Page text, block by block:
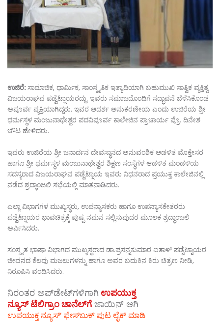
ಉಜಿರೆ:ಸಾಮಾಜಿಕ, ಧಾರ್ಮಿಕ, ಸಾಂಸ್ಕೃತಿಕ ಇತ್ಯಾದಿಯಾಗಿ ಬಹುಮುಖಿ ಸಾತ್ವಿಕ ವ್ಯಕ್ತಿತ್ವ
ವಿಜಯರಾಘವ ಪಡ್ವೆಟ್ನಾಯರದ್ದು. ಇವರು ಸಮಾಜದೊಂದಿಗೆ ಸದ್ಭಾವನೆ ಬೆಳೆಸಿಕೊಂಡ
ಅಪೂರ್ವ ವ್ಯಕ್ತಿಯಾಗಿದ್ದರು. ಇವರ ಆದರ್ಶ ಅನುಕರಣೀಯ ಎಂದು ಉಜಿರೆಯ ಶ್ರೀ
ಧರ್ಮಸ್ಥಳ ಮಂಜುನಾಥೇಶ್ವರ ಪದವಿಪೂರ್ವ ಕಾಲೇಜಿನ ಪ್ರಾಚಾರ್ಯ ಪ್ರೊ. ದಿನೇಶ
ಚೌಟ ಹೇಳಿದರು.
ಇವರು ಉಜಿರೆಯ ಶ್ರೀ ಜನಾರ್ದನ ದೇವಸ್ಥಾನದ ಅನುವಂಶಿಕ ಆಡಳಿತ ಮೊಕ್ತೇಸರ
ಹಾಗೂ ಶ್ರೀ ಧರ್ಮಸ್ಥಳ ಮಂಜುನಾಥೇಶ್ವರ ಶಿಕ್ಷಣ ಸಂಸ್ಥೆಗಳ ಆಡಳಿತ ಮಂಡಳಿಯ
ಸದಸ್ಯರಾದ ವಿಜಯರಾಘವ ಪಡ್ವೆಟ್ನಾಯ ಇವರು ನಿಧನರಾದ ಪ್ರಯುಕ್ತ ಕಾಲೇಜಿನಲ್ಲಿ
ನಡೆದ ಶ್ರದ್ಧಾಂಜಲಿ ಸಭೆಯಲ್ಲಿ ಮಾತನಾಡಿದರು.
ಎಲ್ಲಾ ವಿಭಾಗಗಳ ಮುಖ್ಯಸ್ಥರು, ಉಪನ್ಯಾಸಕರು ಹಾಗೂ ಉಪನ್ಯಾಸಕೇತರರು
ಪಡ್ವೆಟ್ನಾಯರ ಭಾವಚಿತ್ರಕ್ಕೆ ಪುಷ್ಪ ನಮನ ಸಲ್ಲಿಸುವುದರ ಮೂಲಕ ಶ್ರದ್ಧಾಂಜಲಿ
ಅರ್ಪಿಸಿದರು.
ಸಂಸ್ಕೃತ ಭಾಷಾ ವಿಭಾಗದ ಮುಖ್ಯಸ್ಥರಾದ ಡಾ.ಪ್ರಸನ್ನಕುಮಾರ ಐತಾಳ್ ಪಡ್ವೆಟ್ನಾಯರ
ಜೀವನದ ಕೆಲವು ಮಜಲುಗಳನ್ನು ಹಾಗೂ ಅವರ ಬದುಕಿನ ಕಿರು ಚಿತ್ರಣ ನೀಡಿ,
ನಿರೂಪಿಸಿ ವಂದಿಸಿದರು.
ನಿರಂತರ ಅಪ್‌ಡೇಟ್‌ಗಳಿಗಾಗಿ ಉಪಯುಕ್ತ
ನ್ಯೂಸ್‌ ಟೆಲಿಗ್ರಾಂ ಚಾನೆಲ್‌ಗೆ ಜಾಯಿನ್‌ ಆಗಿ
ಉಪಯುಕ್ತ ನ್ಯೂಸ್‌’ ಫೇಸ್‌ಬುಕ್ ಪುಟ ಲೈಕ್ ಮಾಡಿ